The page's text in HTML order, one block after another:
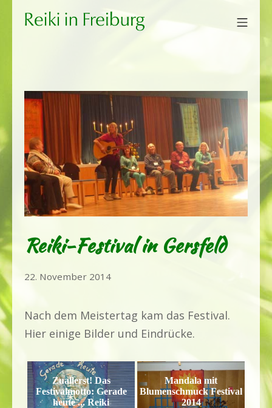
Inhalt
Reiki-Festival in Gersfeld
22. November 20147.
Nach dem Meistertag kam das Festival.
Hier einige Bilder und Eindrücke.
Zuallerst! Das
Festivalmotto: Gerade
heute ... Reiki
Mandala mit
Blumenschmuck Festival
2014